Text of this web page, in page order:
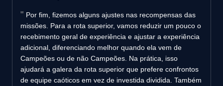
Por fim, fizemos alguns ajustes nas recompensas das
missões. Para a rota superior, vamos reduzir um pouco o
recebimento geral de experiência e ajustar a experiência
adicional, diferenciando melhor quando ela vem de
Campeões ou de não Campeões. Na prática, isso
ajudará a galera da rota superior que prefere confrontos
de equipe caóticos em vez de investida dividida. Também